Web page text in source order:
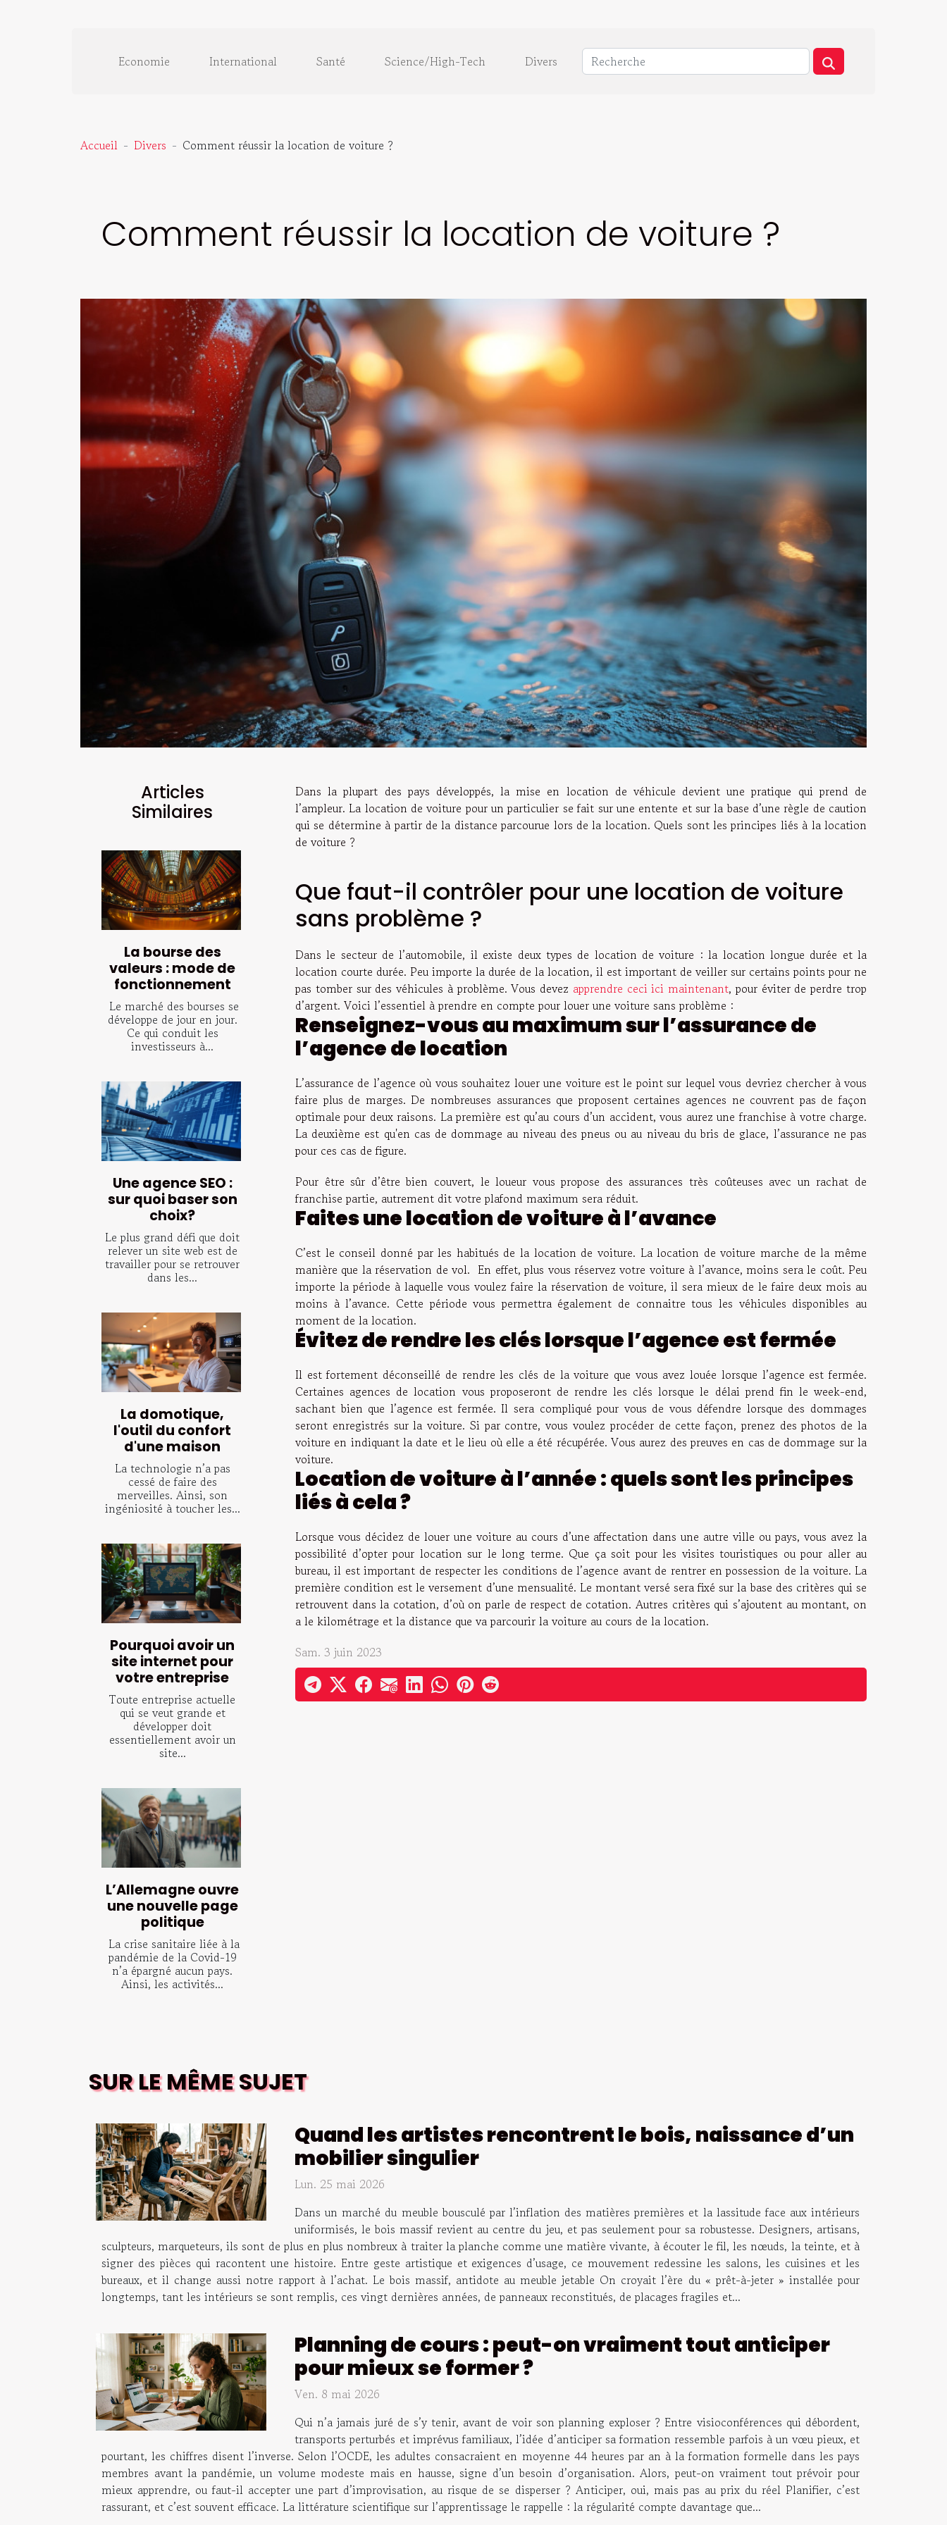
Economie International Santé Science/High-Tech Divers
Accueil Divers Comment réussir la location de voiture ?
Comment réussir la location de voiture ?
Articles
Similaires
La bourse des
valeurs : mode de
fonctionnement
Le marché des bourses se
développe de jour en jour.
Ce qui conduit les
investisseurs à...
Une agence SEO :
sur quoi baser son
choix?
Le plus grand défi que doit
relever un site web est de
travailler pour se retrouver
dans les...
La domotique,
l'outil du confort
d'une maison
La technologie n’a pas
cessé de faire des
merveilles. Ainsi, son
ingéniosité à toucher les...
Pourquoi avoir un
site internet pour
votre entreprise
Toute entreprise actuelle
qui se veut grande et
développer doit
essentiellement avoir un
site...
L’Allemagne ouvre
une nouvelle page
politique
La crise sanitaire liée à la
pandémie de la Covid-19
n’a épargné aucun pays.
Ainsi, les activités...
Dans la plupart des pays développés, la mise en location de véhicule devient une pratique qui prend de
l’ampleur. La location de voiture pour un particulier se fait sur une entente et sur la base d’une règle de caution
qui se détermine à partir de la distance parcourue lors de la location. Quels sont les principes liés à la location
de voiture ?
Que faut-il contrôler pour une location de voiture
sans problème ?
Dans le secteur de l’automobile, il existe deux types de location de voiture : la location longue durée et la
location courte durée. Peu importe la durée de la location, il est important de veiller sur certains points pour ne
pas tomber sur des véhicules à problème. Vous devez apprendre ceci ici maintenant, pour éviter de perdre trop
d’argent. Voici l’essentiel à prendre en compte pour louer une voiture sans problème :
Renseignez-vous au maximum sur l’assurance de
l’agence de location
L’assurance de l’agence où vous souhaitez louer une voiture est le point sur lequel vous devriez chercher à vous
faire plus de marges. De nombreuses assurances que proposent certaines agences ne couvrent pas de façon
optimale pour deux raisons. La première est qu’au cours d’un accident, vous aurez une franchise à votre charge.
La deuxième est qu'en cas de dommage au niveau des pneus ou au niveau du bris de glace, l’assurance ne pas
pour ces cas de figure.
Pour être sûr d’être bien couvert, le loueur vous propose des assurances très coûteuses avec un rachat de
franchise partie, autrement dit votre plafond maximum sera réduit.
Faites une location de voiture à l’avance
C’est le conseil donné par les habitués de la location de voiture. La location de voiture marche de la même
manière que la réservation de vol. En effet, plus vous réservez votre voiture à l’avance, moins sera le coût. Peu
importe la période à laquelle vous voulez faire la réservation de voiture, il sera mieux de le faire deux mois au
moins à l’avance. Cette période vous permettra également de connaitre tous les véhicules disponibles au
moment de la location.
Évitez de rendre les clés lorsque l’agence est fermée
Il est fortement déconseillé de rendre les clés de la voiture que vous avez louée lorsque l’agence est fermée.
Certaines agences de location vous proposeront de rendre les clés lorsque le délai prend fin le week-end,
sachant bien que l’agence est fermée. Il sera compliqué pour vous de vous défendre lorsque des dommages
seront enregistrés sur la voiture. Si par contre, vous voulez procéder de cette façon, prenez des photos de la
voiture en indiquant la date et le lieu où elle a été récupérée. Vous aurez des preuves en cas de dommage sur la
voiture.
Location de voiture à l’année : quels sont les principes
liés à cela ?
Lorsque vous décidez de louer une voiture au cours d’une affectation dans une autre ville ou pays, vous avez la
possibilité d’opter pour location sur le long terme. Que ça soit pour les visites touristiques ou pour aller au
bureau, il est important de respecter les conditions de l’agence avant de rentrer en possession de la voiture. La
première condition est le versement d’une mensualité. Le montant versé sera fixé sur la base des critères qui se
retrouvent dans la cotation, d’où on parle de respect de cotation. Autres critères qui s’ajoutent au montant, on
a le kilométrage et la distance que va parcourir la voiture au cours de la location.
Sam. 3 juin 2023
SUR LE MÊME SUJET
Quand les artistes rencontrent le bois, naissance d’un
mobilier singulier
Lun. 25 mai 2026
Dans un marché du meuble bousculé par l’inflation des matières premières et la lassitude face aux intérieurs
uniformisés, le bois massif revient au centre du jeu, et pas seulement pour sa robustesse. Designers, artisans,
sculpteurs, marqueteurs, ils sont de plus en plus nombreux à traiter la planche comme une matière vivante, à écouter le fil, les nœuds, la teinte, et à
signer des pièces qui racontent une histoire. Entre geste artistique et exigences d’usage, ce mouvement redessine les salons, les cuisines et les
bureaux, et il change aussi notre rapport à l’achat. Le bois massif, antidote au meuble jetable On croyait l’ère du « prêt-à-jeter » installée pour
longtemps, tant les intérieurs se sont remplis, ces vingt dernières années, de panneaux reconstitués, de placages fragiles et...
Planning de cours : peut-on vraiment tout anticiper
pour mieux se former ?
Ven. 8 mai 2026
Qui n’a jamais juré de s’y tenir, avant de voir son planning exploser ? Entre visioconférences qui débordent,
transports perturbés et imprévus familiaux, l’idée d’anticiper sa formation ressemble parfois à un vœu pieux, et
pourtant, les chiffres disent l’inverse. Selon l’OCDE, les adultes consacraient en moyenne 44 heures par an à la formation formelle dans les pays
membres avant la pandémie, un volume modeste mais en hausse, signe d’un besoin d’organisation. Alors, peut-on vraiment tout prévoir pour
mieux apprendre, ou faut-il accepter une part d’improvisation, au risque de se disperser ? Anticiper, oui, mais pas au prix du réel Planifier, c’est
rassurant, et c’est souvent efficace. La littérature scientifique sur l’apprentissage le rappelle : la régularité compte davantage que...